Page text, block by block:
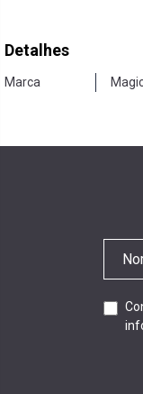
Detalhes
Marca